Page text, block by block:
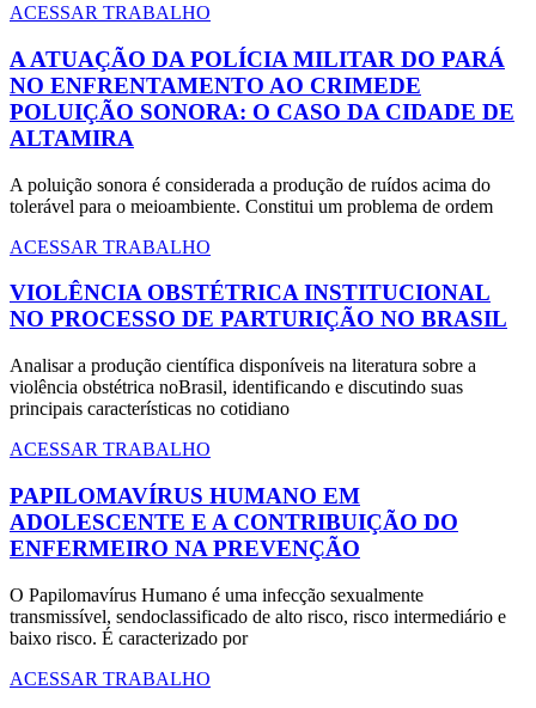
ACESSAR TRABALHO
A ATUAÇÃO DA POLÍCIA MILITAR DO PARÁ
NO ENFRENTAMENTO AO CRIMEDE
POLUIÇÃO SONORA: O CASO DA CIDADE DE
ALTAMIRA
A poluição sonora é considerada a produção de ruídos acima do
tolerável para o meioambiente. Constitui um problema de ordem
ACESSAR TRABALHO
VIOLÊNCIA OBSTÉTRICA INSTITUCIONAL
NO PROCESSO DE PARTURIÇÃO NO BRASIL
Analisar a produção científica disponíveis na literatura sobre a
violência obstétrica noBrasil, identificando e discutindo suas
principais características no cotidiano
ACESSAR TRABALHO
PAPILOMAVÍRUS HUMANO EM
ADOLESCENTE E A CONTRIBUIÇÃO DO
ENFERMEIRO NA PREVENÇÃO
O Papilomavírus Humano é uma infecção sexualmente
transmissível, sendoclassificado de alto risco, risco intermediário e
baixo risco. É caracterizado por
ACESSAR TRABALHO